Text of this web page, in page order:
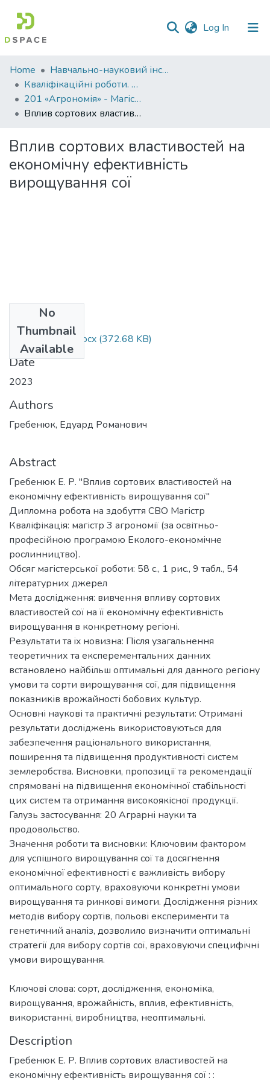
Log In (current)
Communities
&
Collections
All of DSpace
Statistics
Home
Навчально-науковий інститут агротехнологій, селекції та екології
Кваліфікаційні роботи. ННІ агротехнологій, селекції та екології
201 «Агрономія» - Магістри 2023-2024
Вплив сортових властивостей на економічну ефективність вирощування сої
Вплив сортових властивостей на
економічну ефективність
вирощування сої
No
Thumbnail
Available
Гребенюк Е. Р.docx (372.68 KB)
Date
2023
Authors
Гребенюк, Едуард Романович
Abstract
Гребенюк Е. Р. "Вплив сортових властивостей на
економічну ефективність вирощування сої"
Дипломна робота на здобуття СВО Магістр
Кваліфікація: магістр 3 агрономії (за освітньо-
професійною програмою Еколого-економічне
рослинництво).
Обсяг магістерської роботи: 58 с., 1 рис., 9 табл., 54
літературних джерел
Мета дослідження: вивчення впливу сортових
властивостей сої на її економічну ефективність
вирощування в конкретному регіоні.
Результати та ix новизна: Після узагальнення
теоретичних та експерементальних данних
встановлено найбільш оптимальні для данного регіону
умови та сорти вирощування сої, для підвищення
показників врожайності бобових культур.
Основні наукові та практичні результати: Отримані
результати досліджень використовуються для
забезпечення раціонального використання,
поширення та підвищення продуктивності систем
землеробства. Висновки, пропозиції та рекомендації
спрямовані на підвищення економічної стабільності
цих систем та отримання високоякісної продукції.
Галузь застосування: 20 Аграрні науки та
продовольство.
Значення роботи та висновки: Ключовим фактором
для успішного вирощування сої та досягнення
економічної ефективності є важливість вибору
оптимального сорту, враховуючи конкретні умови
вирощування та ринкові вимоги. Дослідження різних
методів вибору сортів, польові експерименти та
генетичний аналіз, дозволило визначити оптимальні
стратегії для вибору сортів сої, враховуючи специфічні
умови вирощування.
Ключові слова: сорт, дослідження, економіка,
вирощування, врожайність, вплив, ефективність,
використанні, виробництва, неоптимальні.
Description
Гребенюк Е. Р. Вплив сортових властивостей на
економічну ефективність вирощування сої : :